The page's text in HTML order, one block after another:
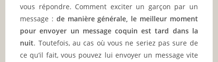
vous répondre. Comment exciter un garçon par un
message : de manière générale, le meilleur moment
pour envoyer un message coquin est tard dans la
nuit. Toutefois, au cas où vous ne seriez pas sure de
ce qu’il fait, vous pouvez lui envoyer un message vite